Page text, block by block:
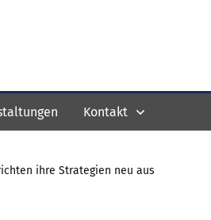
Kontakt
ihre Strategien neu aus